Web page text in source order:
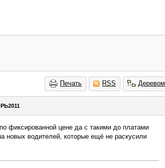
Печать RSS Деревом
фиксированной цене да с такими до платами
новых водителей, которые ещё не раскусили